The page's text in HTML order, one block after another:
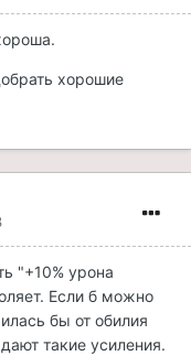
хорошие
"+10% урона
Если б можно
бы от обилия
такие усиления.